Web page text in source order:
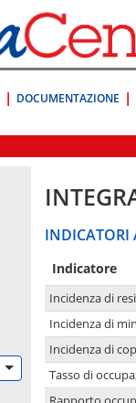
DOCUMENTAZIONE
INDICATORI
Indicatore
Incidenza di
Incidenza di
Incidenza di
Tasso di